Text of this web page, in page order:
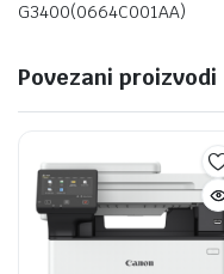
G3400(0664C001AA)
Povezani proizvodi